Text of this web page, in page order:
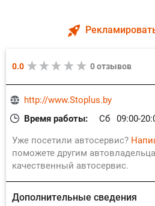
0.0 0 отзывов
http://www.Stoplus.by
Время работы:
Сб
09:00-
09:00-
Пн 09:00-
Вт
09:00-
Ср
09:00-
Чт
09:00-
Уже посетили автосервис?
поможете другим
качественный автосервис.
Дополнительные сведения